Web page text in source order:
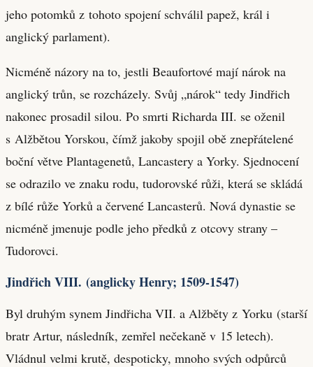
jeho potomků z tohoto spojení schválil papež, král i
anglický parlament).
Nicméně názory na to, jestli Beaufortové mají nárok na
anglický trůn, se rozcházely. Svůj „nárok“ tedy Jindřich
nakonec prosadil silou. Po smrti Richarda III. se oženil
s Alžbětou Yorskou, čímž jakoby spojil obě znepřátelené
boční větve Plantagenetů, Lancastery a Yorky. Sjednocení
se odrazilo ve znaku rodu, tudorovské růži, která se skládá
z bílé růže Yorků a červené Lancasterů. Nová dynastie se
nicméně jmenuje podle jeho předků z otcovy strany –
Tudorovci.
Jindřich VIII. (anglicky Henry; 1509-1547)
Byl druhým synem Jindřicha VII. a Alžběty z Yorku (starší
bratr Artur, následník, zemřel nečekaně v 15 letech).
Vládnul velmi krutě, despoticky, mnoho svých odpůrců